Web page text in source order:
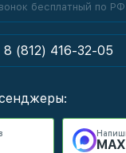
бесплатный по РФ
8 (812) 416-32-05
MAX